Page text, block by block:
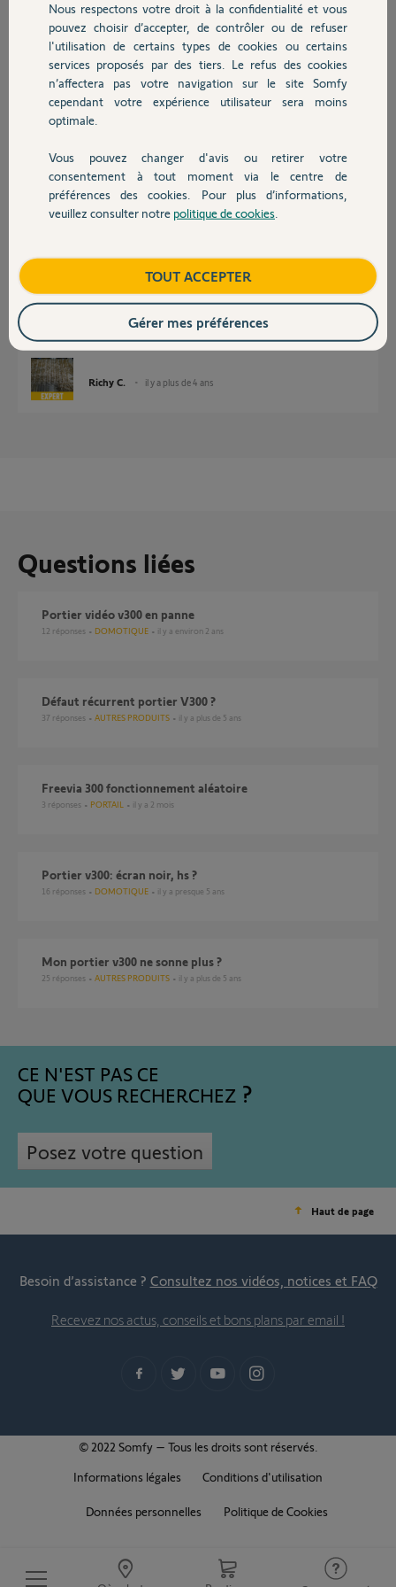
Chauffage
Autres produits
Devis avec un pro
Contact
Merci d'avance de votre aide ! (Dois-je rapporter l'ensemble au
magasin où je l'ai acheté ?)
Bien cordialement,
Stéphane C.
il y a plus de 4 ans
Participer au fil de discussion
Réponses
Quel est l'âge de votre appareil ?
Pouvez-vous mesurer au dos du moniteur la tension d'alimentation Sur
les bornes + et - ?
Richy C. il y a plus de 4 ans
Questions liées
Portier vidéo v300 en panne
12 réponses DOMOTIQUE il y a environ 2 ans
Défaut récurrent portier V300 ?
37 réponses AUTRES PRODUITS il y a plus de 5 ans
Freevia 300 fonctionnement aléatoire
3 réponses PORTAIL il y a 2 mois
Portier v300: écran noir, hs ?
16 réponses DOMOTIQUE il y a presque 5 ans
Mon portier v300 ne sonne plus ?
25 réponses AUTRES PRODUITS il y a plus de 5 ans
CE N'EST PAS CE
QUE VOUS RECHERCHEZ
Posez votre question
Haut de page
Besoin d’assistance ? Consultez nos vidéos, notices et FAQ
Recevez nos actus, conseils et bons plans par email !
© 2022 Somfy – Tous les droits sont réservés.
Informations légales
Conditions d'utilisation
Données personnelles Politique de Cookies
Nous respectons votre droit à la confidentialité et vous
pouvez choisir d’accepter, de contrôler ou de refuser
l'utilisation de certains types de cookies ou certains
services proposés par des tiers. Le refus des cookies
n’affectera pas votre navigation sur le site Somfy
cependant votre expérience utilisateur sera moins
optimale.
Vous pouvez changer d'avis ou retirer votre
consentement à tout moment via le centre de
préférences des cookies. Pour plus d’informations,
veuillez consulter notre politique de cookies
TOUT ACCEPTER
Gérer mes préférences